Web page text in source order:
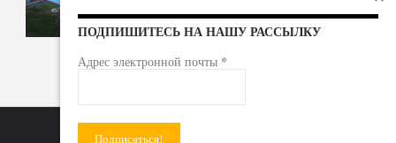
ПОДПИШИТЕСЬ НА НАШУ РАССЫЛКУ
Адрес электронной почты *